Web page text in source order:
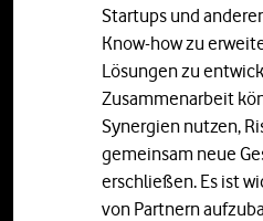
Startups und
Know-how zu
Lösungen zu
Zusammenarbeit
Synergien nutzen,
gemeinsam neue
erschließen. Es ist
von Partnern